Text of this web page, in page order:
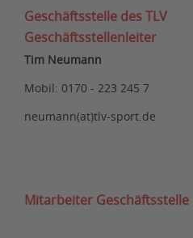
Geschäftsstelle des TLV
Geschäftsstellenleiter
Tim Neumann
Mobil: 0170 - 223 245 7
neumann(at)tlv-sport.de
Mitarbeiter Geschäftsstelle